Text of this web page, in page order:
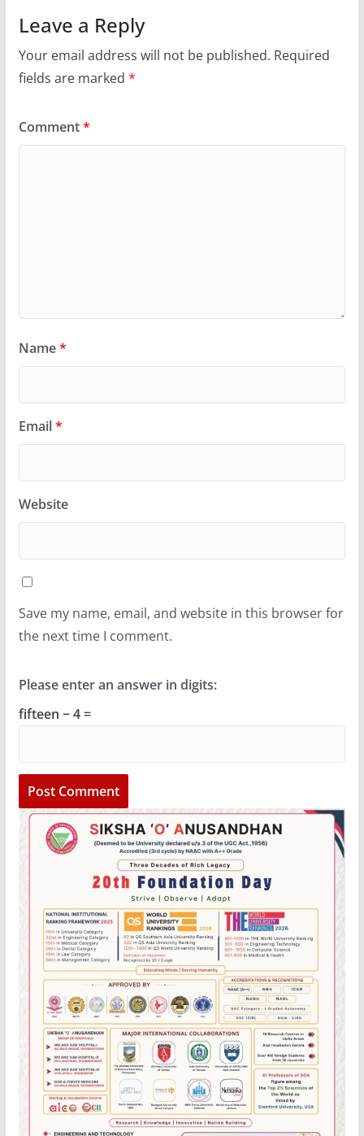
Leave a Reply
Your email address will not be published. Required
fields are marked *
Comment*
Name*
Email*
Website
Save my name, email, and website in this browser for
the next time I comment.
Please enter an answer in digits:
fifteen − 4 =